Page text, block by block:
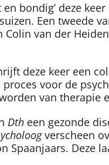
en bondig’ deze
Een tweede
Colin van der
deze keer een
voor de
van therapie
Dth een gezonde
verscheen
Spaanjaars. Deze